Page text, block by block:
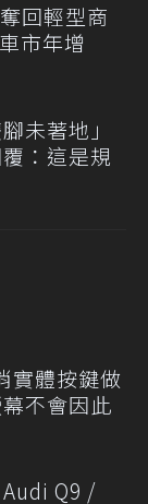
回輕型商
市年增
未著地」
：這是規
實體按鍵做
不會因此
Q9 /